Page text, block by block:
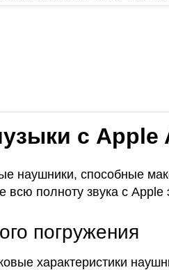
с Apple
наушники, способные
полноту звука с
погружения
характеристики